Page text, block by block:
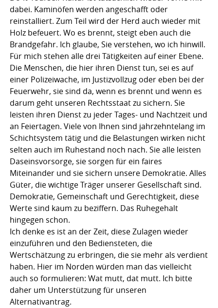
dabei. Kaminöfen werden angeschafft oder
reinstalliert. Zum Teil wird der Herd auch wieder mit
Holz befeuert. Wo es brennt, steigt eben auch die
Brandgefahr. Ich glaube, Sie verstehen, wo ich hinwill.
Für mich stehen alle drei Tätigkeiten auf einer Ebene.
Die Menschen, die hier ihren Dienst tun, sei es auf
einer Polizeiwache, im Justizvollzug oder eben bei der
Feuerwehr, sie sind da, wenn es brennt und wenn es
darum geht unseren Rechtsstaat zu sichern. Sie
leisten ihren Dienst zu jeder Tages- und Nachtzeit und
an Feiertagen. Viele von Ihnen sind jahrzehntelang im
Schichtsystem tätig und die Belastungen wirken nicht
selten auch im Ruhestand noch nach. Sie alle leisten
Daseinsvorsorge, sie sorgen für ein faires
Miteinander und sie sichern unsere Demokratie. Alles
Güter, die wichtige Träger unserer Gesellschaft sind.
Demokratie, Gemeinschaft und Gerechtigkeit, diese
Werte sind kaum zu beziffern. Das Ruhegehalt
hingegen schon.
Ich denke es ist an der Zeit, diese Zulagen wieder
einzuführen und den Bediensteten, die
Wertschätzung zu erbringen, die sie mehr als verdient
haben. Hier im Norden würden man das vielleicht
auch so formulieren: Wat mutt, dat mutt. Ich bitte
daher um Unterstützung für unseren
Alternativantrag.